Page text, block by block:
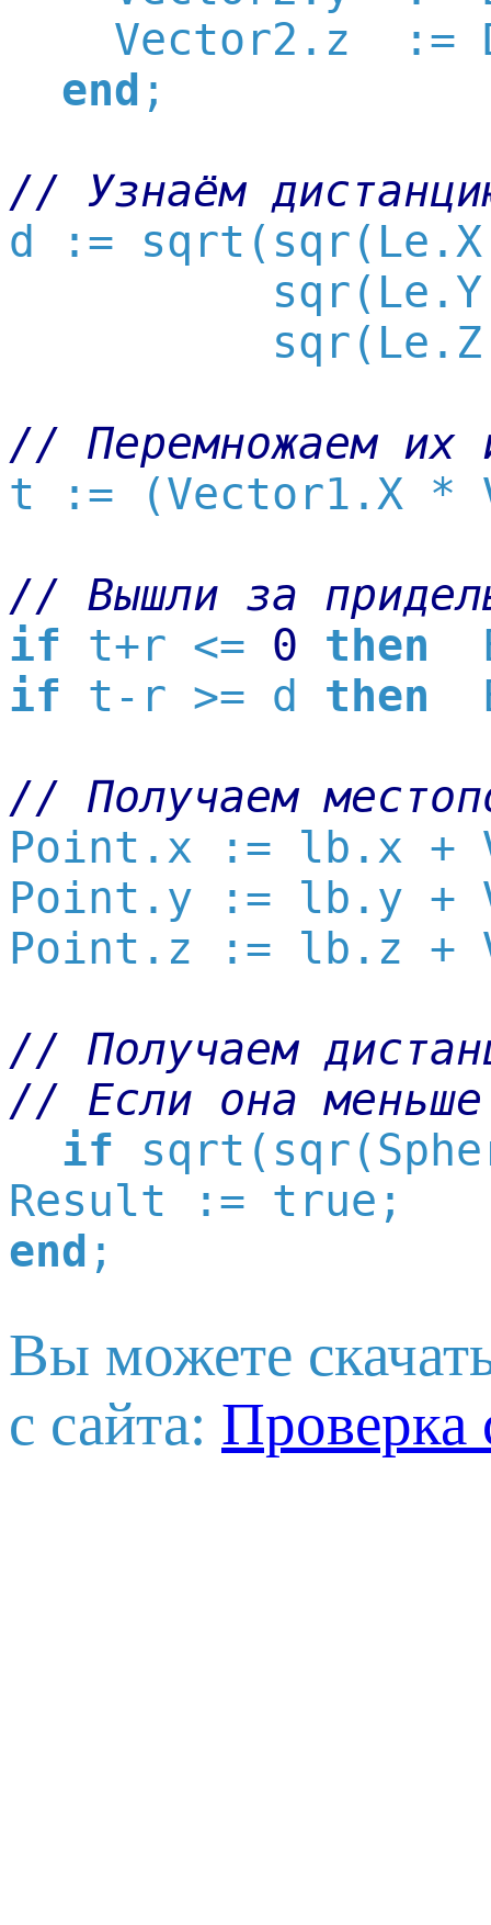
Vector2.z  :=
end ;
// Узнаём
d :=
// Перемножаем их
t := (Vector1.X *
// Вышли за
if t+r <= 0
then
if t-r >= d then
// Получаем
Point.x := lb.x +
Point.y := lb.y +
Point.z := lb.z +
// Получаем
// Если она меньше
if
end
Вы можете
с сайта: Проверка